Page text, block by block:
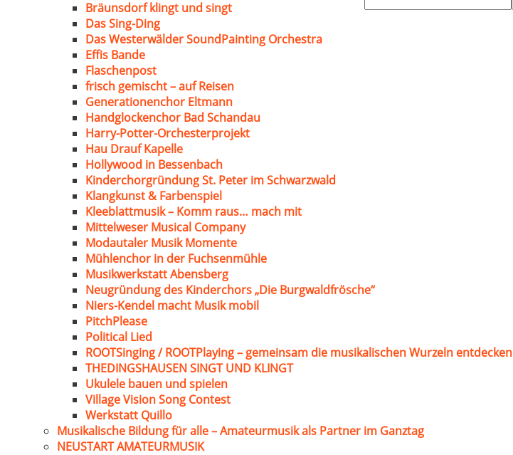
nach:
Bräunsdorf klingt und singt
Das Sing-Ding
Das Westerwälder SoundPainting Orchestra
Effis Bande
Flaschenpost
frisch gemischt – auf Reisen
Generationenchor Eltmann
Handglockenchor Bad Schandau
Harry-Potter-Orchesterprojekt
Hau Drauf Kapelle
Hollywood in Bessenbach
Kinderchorgründung St. Peter im Schwarzwald
Klangkunst & Farbenspiel
Kleeblattmusik – Komm raus… mach mit
Mittelweser Musical Company
Modautaler Musik Momente
Mühlenchor in der Fuchsenmühle
Musikwerkstatt Abensberg
Neugründung des Kinderchors „Die Burgwaldfrösche“
Niers-Kendel macht Musik mobil
PitchPlease
Political Lied
ROOTSinging / ROOTPlaying – gemeinsam die musikalischen Wurzeln entdecken
THEDINGSHAUSEN SINGT UND KLINGT
Ukulele bauen und spielen
Village Vision Song Contest
Werkstatt Quillo
Musikalische Bildung für alle – Amateurmusik als Partner im Ganztag
NEUSTART AMATEURMUSIK